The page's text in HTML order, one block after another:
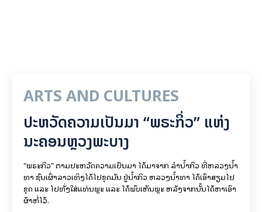
ARTS AND CULTURES
ປະຫວັດຄວາມເປັນມາ “ພຣະກິ່ວ” ແຫ່ງ
ນະຄອນຫຼວງພະບາງ
"ພຣະກິວ" ຕາມປະຫວັດຄວາມເປັນມາ ໄດ້ມາຈາກ ລຳນ້ຳກິວ ທີ່ຫລວງນ້ຳ
ທາ ຊົນເຜົ່າລາວເທິງໄດ້ໄປຂຸດມັນ ຢູ່ນ້ຳກິວ ຫລວງນ້ຳທາ ໄດ້ເອົາສຽມໄປ
ຂຸດ ແລະ ໄປທັ່ງໃສ່ແທ່ນພຼະ ແລະ ໄດ້ພົບເຫັນພຼະ ຫລັງຈາກນັ້ນໄດ້ຫາເອົາ
ຜ້າຫໍ່ໄວ້.